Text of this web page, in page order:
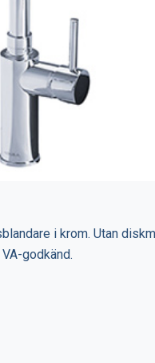
i krom. Utan
godkänd.